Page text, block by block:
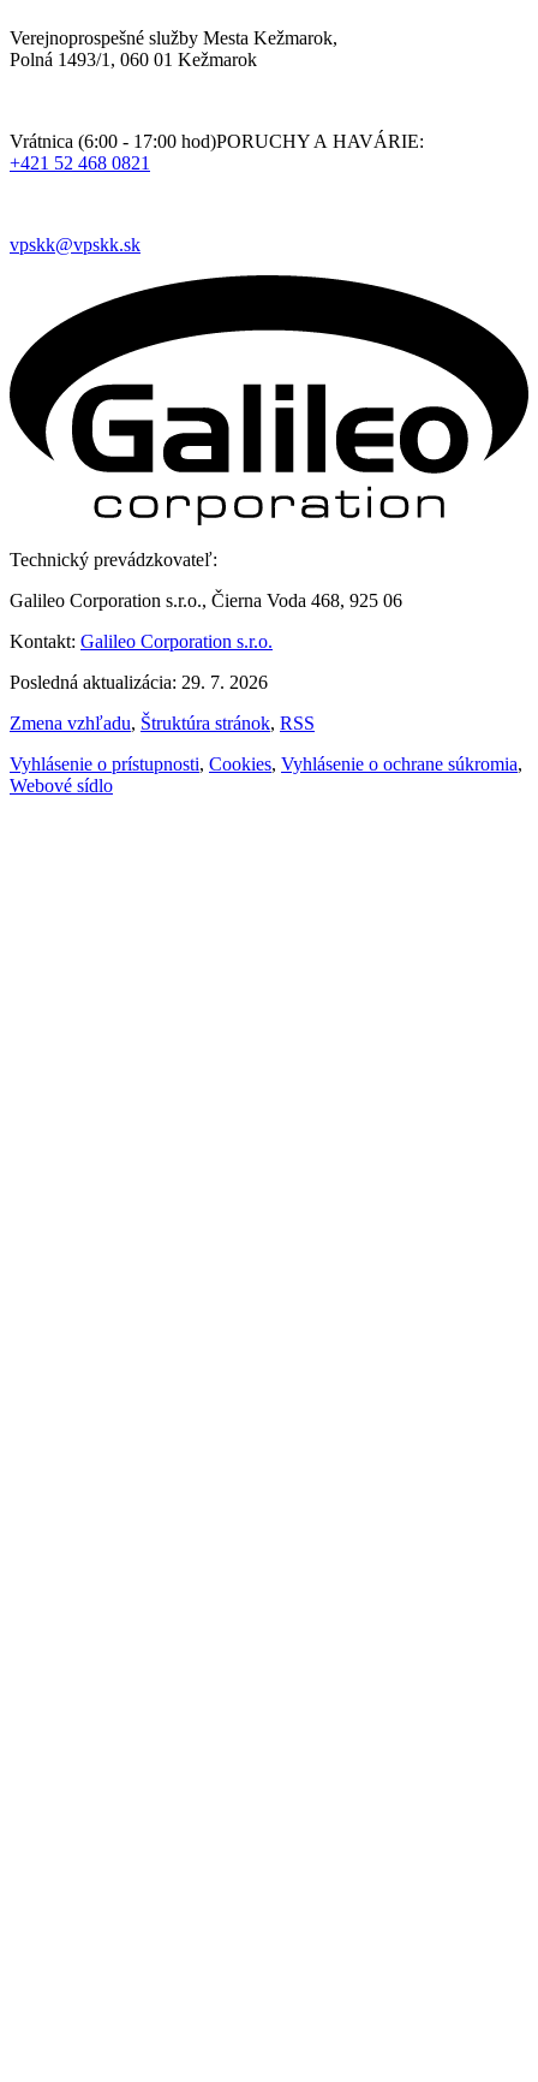
Verejnoprospešné služby Mesta Kežmarok,
Polná 1493/1, 060 01 Kežmarok
Vrátnica (6:00 - 17:00 hod)PORUCHY A HAVÁRIE:
+421 52 468 0821
vpskk@vpskk.sk
Technický prevádzkovateľ:
Galileo Corporation s.r.o., Čierna Voda 468, 925 06
Kontakt: Galileo Corporation s.r.o.
Posledná aktualizácia: 29. 7. 2026
Zmena vzhľadu, Štruktúra stránok, RSS
Vyhlásenie o prístupnosti, Cookies, Vyhlásenie o ochrane súkromia,
Webové sídlo